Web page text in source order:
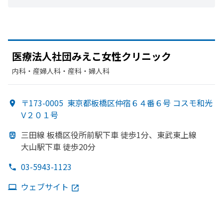
医療法人社団みえこ女性クリニック
内科・​産婦人科・​産科・​婦人科
〒173-0005 東京都板橋区仲宿６４番６号 コスモ和光
Ⅴ２０１号
三田線 板橋区役所前駅下車 徒歩1分、 東武東上線
大山駅下車 徒歩20分
03-5943-1123
ウェブサイト